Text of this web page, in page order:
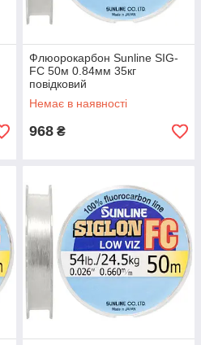
Флюорокарбон Sunline SIG-
FC 50м 0.84мм 35кг
повідковий
Немає в наявності
968 ₴